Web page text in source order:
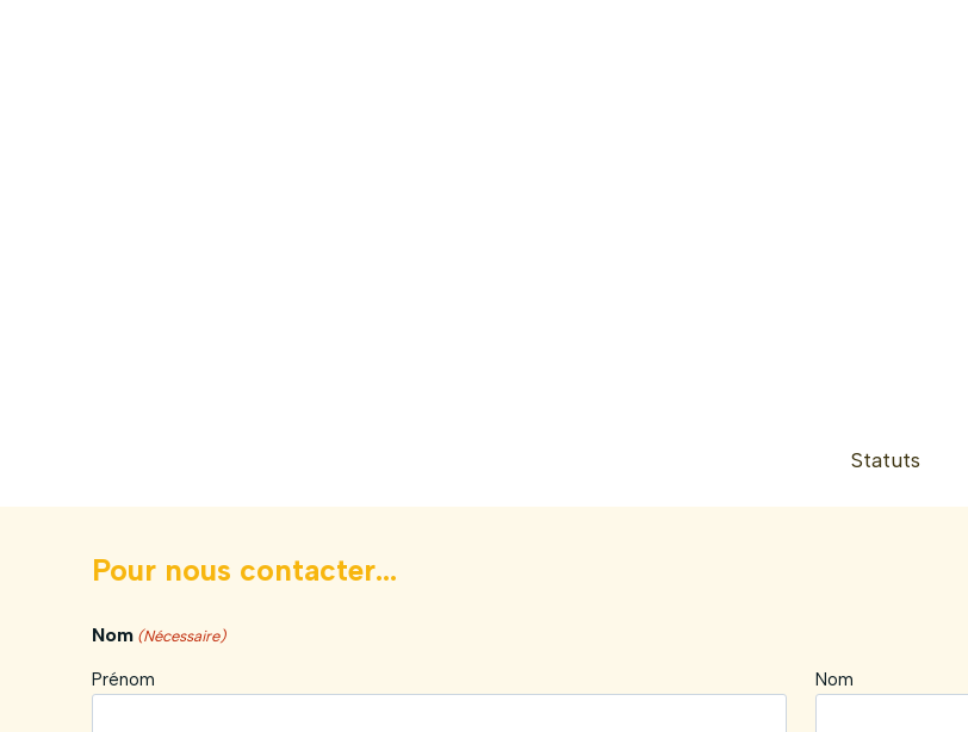
Statuts
Pour nous contacter...
Nom (Nécessaire)
Prénom Nom